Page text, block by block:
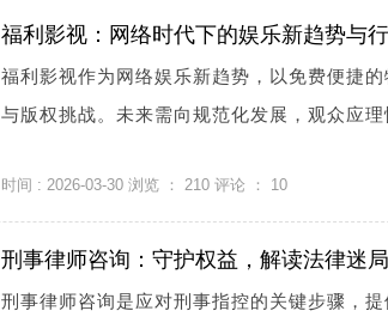
福利影视：网络时代下的娱乐新趋势与
福利影视作为网络娱乐新趋势，以免费便捷
与版权挑战。未来需向规范化发展，观众应
时间 : 2026-03-30 浏览 ： 210 评论 ： 10
刑事律师咨询：守护权益，解读法律迷
刑事律师咨询是应对刑事指控的关键步骤，